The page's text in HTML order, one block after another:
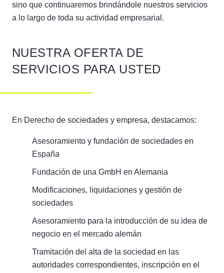
sino que continuaremos brindándole nuestros servicios
a lo largo de toda su actividad empresarial.
NUESTRA OFERTA DE
SERVICIOS PARA USTED
En Derecho de sociedades y empresa, destacamos:
Asesoramiento y fundación de sociedades en
España
Fundación de una GmbH en Alemania
Modificaciones, liquidaciones y gestión de
sociedades
Asesoramiento para la introducción de su idea de
negocio en el mercado alemán
Tramitación del alta de la sociedad en las
autoridades correspondientes, inscripción en el